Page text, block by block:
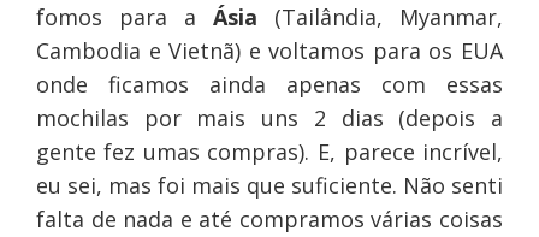
fomos para a Ásia (Tailândia, Myanmar,
Cambodia e Vietnã) e voltamos para os EUA
onde ficamos ainda apenas com essas
mochilas por mais uns 2 dias (depois a
gente fez umas compras). E, parece incrível,
eu sei, mas foi mais que suficiente. Não senti
falta de nada e até compramos várias coisas